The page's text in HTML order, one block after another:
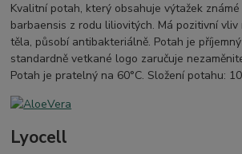
Kvalitní potah, který obsahuje výtažek
barbaensis z rodu liliovitých. Má pozitivní
těla, působí antibakteriálně. Potah je
standardně vetkané logo zaručuje
Potah je pratelný na 60°C. Složení potahu:
Lyocell